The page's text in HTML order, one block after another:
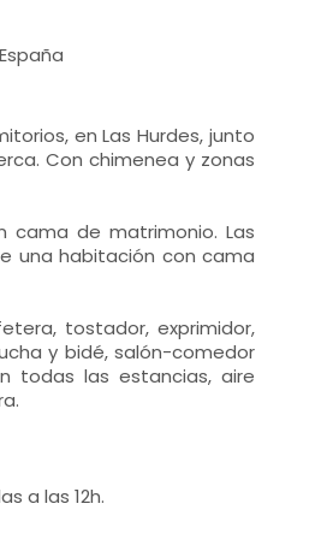
en Las Hurdes, junto
Con chimenea y zonas
cama de matrimonio. Las
una habitación con cama
tostador, exprimidor,
y bidé, salón-comedor
todas las estancias, aire
a las 12h.